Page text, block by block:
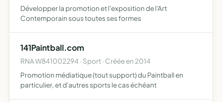
Développer la promotion et l'exposition de l'Art
Contemporain sous toutes ses formes
141Paintball.com
RNA W841002294 · Sport · Créée en 2014
Promotion médiatique (tout support) du Paintball en
particulier, et d'autres sports le cas échéant